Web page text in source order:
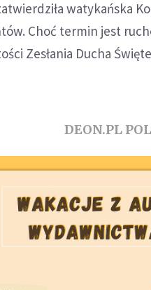
watykańska
Choć termin jest
Zesłania Ducha
DEON.PL